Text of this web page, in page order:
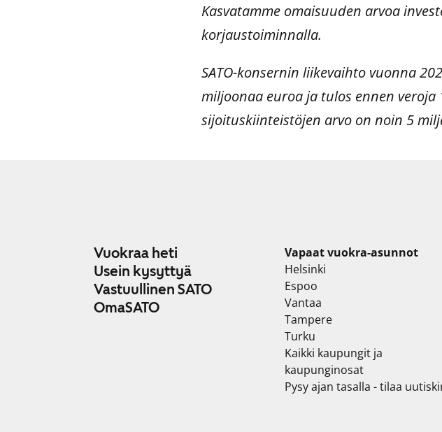
Kasvatamme omaisuuden arvoa
korjaustoiminnalla.
SATO-konsernin liikevaihto vuonna
miljoonaa euroa ja tulos ennen veroja
sijoituskiinteistöjen arvo on noin 5
Vuokraa heti
Usein kysyttyä
Vastuullinen SATO
OmaSATO
Vapaat vuokra-asunnot
Helsinki
Espoo
Vantaa
Tampere
Turku
Kaikki kaupungit ja
kaupunginosat
Pysy ajan tasalla - tilaa